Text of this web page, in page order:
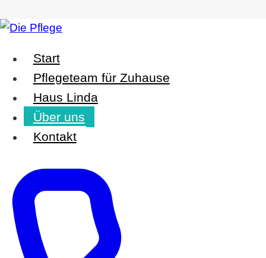
Zum
springen
Start
Pflegeteam für Zuhause
Haus Linda
Über uns
KontaktÜber uns